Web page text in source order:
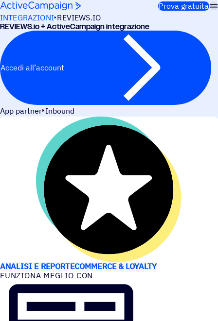
Salta al contenuto
Prova gratuita
INTEGRAZIONI REVIEWS.IO
REVIEWS.io + ActiveCampaign integrazione
Accedi all’account
App partner Inbound
ANALISI E REPORTECOMMERCE & LOYALTY
FUNZIONA MEGLIO CON